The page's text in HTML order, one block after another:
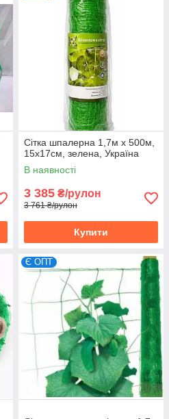
Сітка шпалерна 1,7м х 500м,
15х17см, зелена, Україна
В наявності
3 385 ₴/рулон
3 761 ₴/рулон
Купити
Є ОПТ